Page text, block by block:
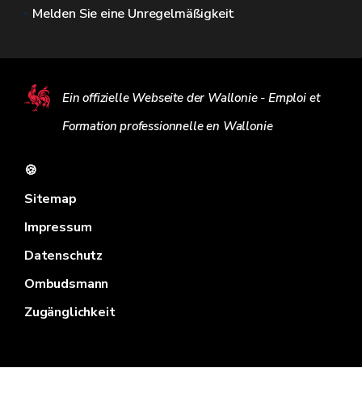
Melden Sie eine Unregelmäßigkeit
Ein offizielle Webseite der Wallonie - Emploi et
Formation professionnelle en Wallonie
🍪
Sitemap
Impressum
Datenschutz
Ombudsmann
Zugänglichkeit